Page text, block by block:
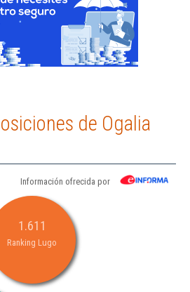
de Ogalia
Información ofrecida por
1.611
Ranking Lugo